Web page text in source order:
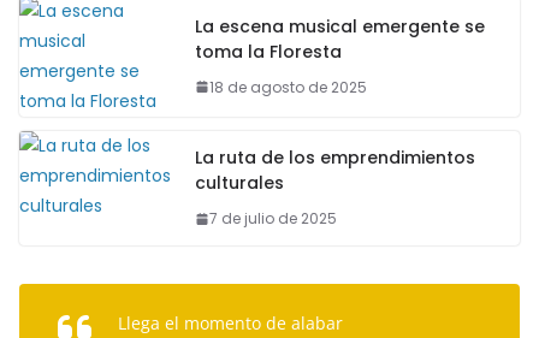
La escena musical emergente se
toma la Floresta
18 de agosto de 2025
La ruta de los emprendimientos
culturales
7 de julio de 2025
Llega el momento de alabar